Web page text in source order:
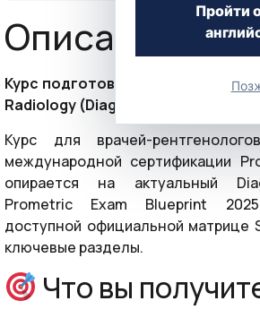
Пройти
Описание
Курс подготовки к экзамену
Radiology (Diagnostic Radiology)
Курс для врачей-
международной сертификации
опирается на актуальный
Prometric Exam Blueprint
доступной официальной матрице
ключевые разделы.
Что вы